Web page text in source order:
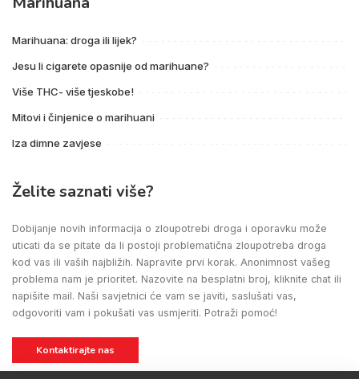
Marihuana: droga ili lijek?
Jesu li cigarete opasnije od marihuane?
Više THC- više tjeskobe!
Mitovi i činjenice o marihuani
Iza dimne zavjese
Želite saznati više?
Dobijanje novih informacija o zloupotrebi droga i oporavku može
uticati da se pitate da li postoji problematična zloupotreba droga
kod vas ili vaših najbližih. Napravite prvi korak. Anonimnost vašeg
problema nam je prioritet. Nazovite na besplatni broj, kliknite chat ili
napišite mail. Naši savjetnici će vam se javiti, saslušati vas,
odgovoriti vam i pokušati vas usmjeriti. Potraži pomoć!
Kontaktirajte nas